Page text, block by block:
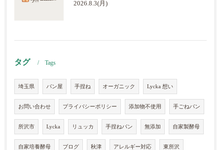
2026.8.3(月)
タグ Tags
埼玉県 パン屋 手捏ね オーガニック Lycka 想い
お問い合わせ プライバシーポリシー 添加物不使用 手ごねパン
所沢市 Lycka リュッカ 手捏ねパン 無添加 自家製酵母
自家培養酵母 ブログ 秋津 アレルギー対応 東所沢